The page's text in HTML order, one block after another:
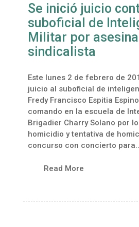
Se inició juicio
suboficial de
Militar por
sindicalista
Este lunes 2 de febrero de
juicio al suboficial de
Fredy Francisco Espitia
comando en la escuela de
Brigadier Charry Solano por
homicidio y tentativa de
concurso con concierto
Read More